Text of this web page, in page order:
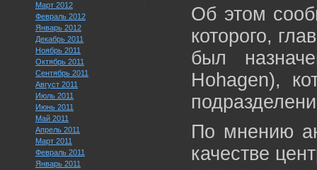
Март 2012
Февраль 2012
Январь 2012
Декабрь 2011
Ноябрь 2011
Октябрь 2011
Сентябрь 2011
Август 2011
Июль 2011
Июнь 2011
Май 2011
Апрель 2011
Март 2011
Февраль 2011
Январь 2011
Об этом
которого,
был
Hohagen),
По мнению
качестве